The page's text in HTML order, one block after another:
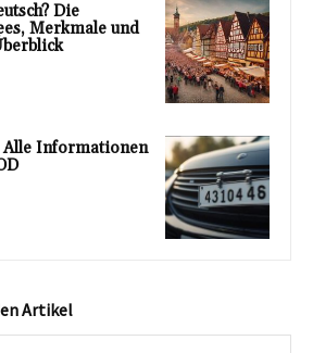
Die
Merkmale und
Alle Informationen
Artikel